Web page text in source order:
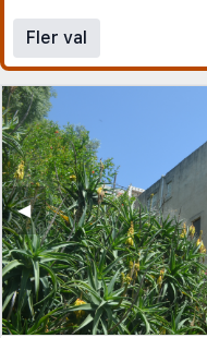
Fler val
◀︎